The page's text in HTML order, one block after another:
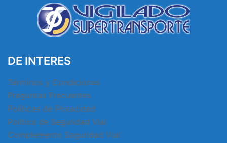
DE INTERES
Términos y Condiciones
Preguntas Frecuentes
Politicas de Privacidad
Política de Seguridad Vial
Complemento Seguridad Vial